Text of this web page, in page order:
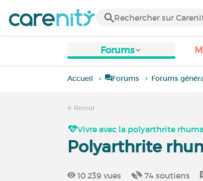
Forums
Accueil Forums Forums
Retour
Vivre avec la polyarthrite
Polyarthrite
10 239 vues 74 soutiens